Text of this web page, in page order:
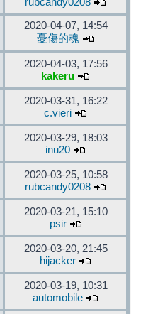
2020-04-07, 14:54
憂傷的魂
2020-04-03, 17:56
kakeru
2020-03-31, 16:22
c.vieri
2020-03-29, 18:03
inu20
2020-03-25, 10:58
rubcandy0208
2020-03-21, 15:10
psir
2020-03-20, 21:45
hijacker
2020-03-19, 10:31
automobile